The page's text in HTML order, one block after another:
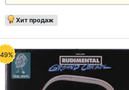
Хит продаж